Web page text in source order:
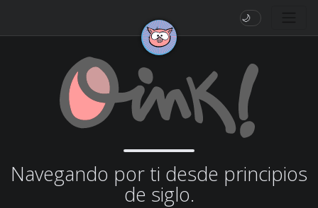
🌙
Navegando por ti desde principios
de siglo.